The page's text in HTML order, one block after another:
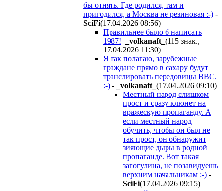
бы отнять. Где родился, там и
пригодился, а Москва не резиновая :-) -
SciFi(17.04.2026 08:56)
Правильнее было б написать
1987!
_volkanaft_ (115 знак.,
17.04.2026 11:30)
Я так полагаю, зарубежные
граждане прямо в сахару будут
транслировать передовицы ВВС.
:-) - _volkanaft_ (17.04.2026 09:10)
Местный народ слишком
прост и сразу клюнет на
вражескую пропаганду. А
если местный народ
обучить, чтобы он был не
так прост, он обнаружит
зияющие дыры в родной
пропаганде. Вот такая
загогулина, не позавидуешь
верхним начальникам :-) -
SciFi(17.04.2026 09:15)